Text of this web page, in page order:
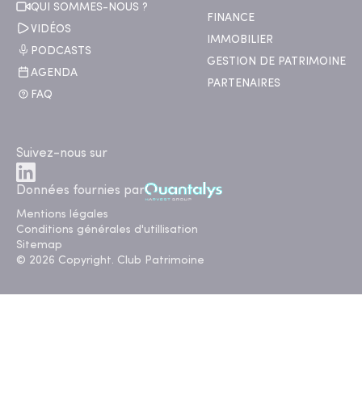
QUI SOMMES-NOUS ?
VIDÉOS
PODCASTS
AGENDA
FAQ
FINANCE
IMMOBILIER
GESTION DE PATRIMOINE
PARTENAIRES
Suivez-nous sur
Données fournies par
Mentions légales
Conditions générales d'utillisation
Sitemap
© 2026 Copyright. Club Patrimoine